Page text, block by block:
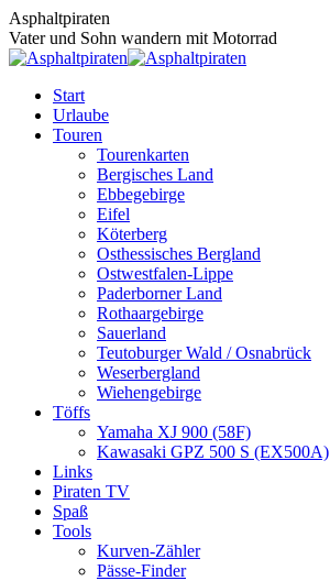
Zum
Inhalt
springen
Asphaltpiraten
Vater und Sohn wandern mit Motorrad
Start
Urlaube
Touren
Tourenkarten
Bergisches Land
Ebbegebirge
Eifel
Köterberg
Osthessisches Bergland
Ostwestfalen-Lippe
Paderborner Land
Rothaargebirge
Sauerland
Teutoburger Wald / Osnabrück
Weserbergland
Wiehengebirge
Töffs
Yamaha XJ 900 (58F)
Kawasaki GPZ 500 S (EX500A)
Links
Piraten TV
Spaß
Tools
Kurven-Zähler
Pässe-Finder